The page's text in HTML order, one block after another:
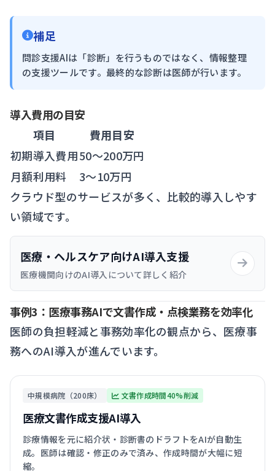
補足
問診支援AIは「診断」を行うものではなく、情報整理
の支援ツールです。最終的な診断は医師が行います。
導入費用の目安
項目
費用目安
初期導入費用50〜200万円
月額利用料
3〜10万円
クラウド型のサービスが多く、比較的導入しやす
い領域です。
医療・ヘルスケア向けAI導入支援
医療機関向けのAI導入について詳しく紹介
事例3：医療事務AIで文書作成・点検業務を効率化
医師の負担軽減と事務効率化の観点から、医療事
務へのAI導入が進んでいます。
中規模病院（200床） 文書作成時間40%削減
医療文書作成支援AI導入
診療情報を元に紹介状・診断書のドラフトをAIが自動生
成。医師は確認・修正のみで済み、作成時間が大幅に短
縮。